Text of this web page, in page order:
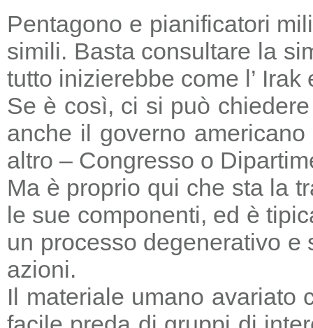
Pentagono e pianificatori
simili. Basta consultare la
tutto inizierebbe come l’
Se è così, ci si può
anche il governo
altro – Congresso o
Ma è proprio qui che sta la
le sue componenti, ed è
un processo degenerativo
azioni.
Il materiale umano avariato